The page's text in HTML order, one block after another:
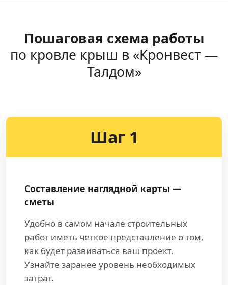
Пошаговая схема работы
по кровле крыш в «Кронвест —
Талдом»
Шаг 1
Составление наглядной карты —
сметы
Удобно в самом начале строительных
работ иметь четкое представление о том,
как будет развиваться ваш проект.
Узнайте заранее уровень необходимых
затрат.